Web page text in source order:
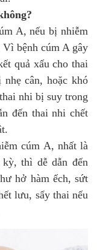
A, nếu bị nhiễm
bệnh cúm A gây
quả xấu cho thai
cân, hoặc khó
nhi bị suy trong
đến thai nhi chết
cúm A, nhất là
thì dễ dẫn đến
hở hàm ếch, sứt
lưu, sẩy thai nếu